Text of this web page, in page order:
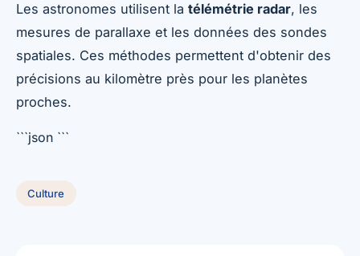
Les astronomes utilisent la télémétrie radar, les
mesures de parallaxe et les données des sondes
spatiales. Ces méthodes permettent d'obtenir des
précisions au kilomètre près pour les planètes
proches.
```json ```
Culture